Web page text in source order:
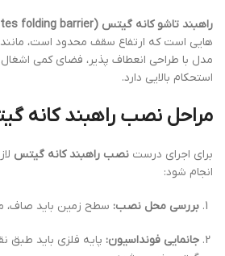
راهبند تاشو کانه گیتس (Kone Gates folding barrier)
هایی است که ارتفاع سقف محدود است، مانند
مدل با طراحی انعطاف پذیر، فضای کمی
استحکام بالایی دارد.
مراحل نصب راهبند کانه
برای اجرای درست نصب راهبند کانه گیتس
انجام شود:
بررسی محل نصب: سطح زمین باید
جانمایی فونداسیون: پایه فلزی باید طبق